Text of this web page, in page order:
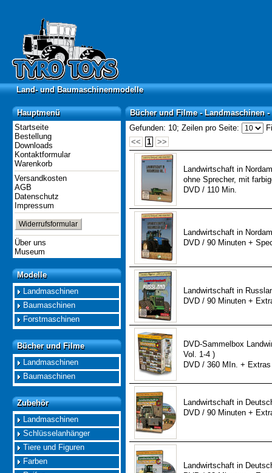
Land- und Baumaschinenmodelle
Land- und Baumaschinenmodelle
Hauptmenü
Hauptmenü
Startseite
Bestellung
Downloads
Kontaktformular
Warenkorb
Versandkosten
AGB
Datenschutz
Impressum
Widerrufsformular
Über uns
Museum
Modelle
Modelle
Landmaschinen
Baumaschinen
Forstmaschinen
Bücher und Filme
Bücher und Filme
Landmaschinen
Baumaschinen
Zubehör
Zubehör
Landmaschinen
Schlüsselanhänger
Tiere und Figuren
Farben
Bücher und Filme - Landmaschinen
Bücher und Filme - Landmaschinen
Gefunden: 10; Zeilen pro Seite:
<<
1 >>
Landwirtschaft in
ohne Sprecher, mit
DVD / 110 Min.
Landwirtschaft in
DVD / 90 Minuten +
Landwirtschaft in
DVD / 90 Minuten +
DVD-Sammelbox
Vol. 1-4 )
DVD / 360 MIn. + Extras
Landwirtschaft in
DVD / 90 Minuten +
Landwirtschaft in